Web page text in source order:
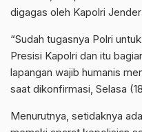
digagas oleh Kapolri
“Sudah tugasnya Polri
Presisi Kapolri dan itu
lapangan wajib humanis
saat dikonfirmasi, Selasa
Menurutnya, setidaknya